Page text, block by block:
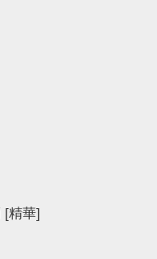
[精華]